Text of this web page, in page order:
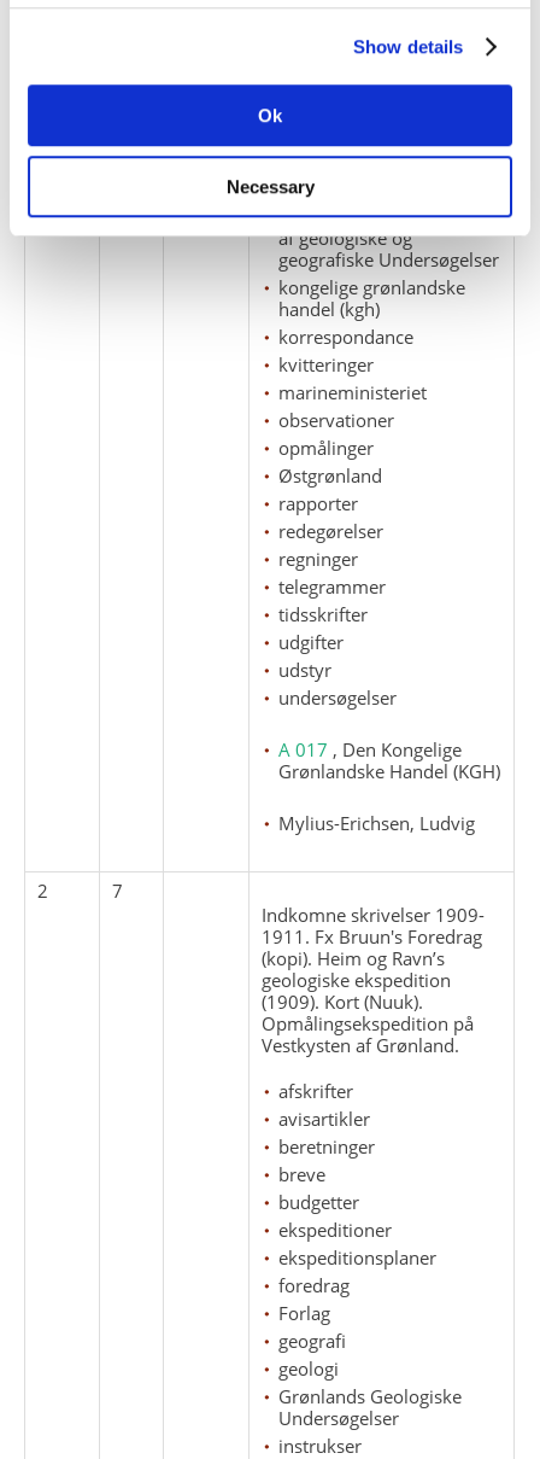
Show details
Ok
Necessary
ekspeditionsplaner
fakturaer
Forlag
kirke- og
undervisningsvæsenet
Kommission for Ledelsen
af geologiske og
geografiske Undersøgelser
kongelige grønlandske
handel (kgh)
korrespondance
kvitteringer
marineministeriet
observationer
opmålinger
Østgrønland
rapporter
redegørelser
regninger
telegrammer
tidsskrifter
udgifter
udstyr
undersøgelser
A 017 , Den Kongelige
Grønlandske Handel (KGH)
Mylius-Erichsen, Ludvig
2
7
Indkomne skrivelser 1909-
1911. Fx Bruun's Foredrag
(kopi). Heim og Ravn’s
geologiske ekspedition
(1909). Kort (Nuuk).
Opmålingsekspedition på
Vestkysten af Grønland.
afskrifter
avisartikler
beretninger
breve
budgetter
ekspeditioner
ekspeditionsplaner
foredrag
Forlag
geografi
geologi
Grønlands Geologiske
Undersøgelser
instrukser